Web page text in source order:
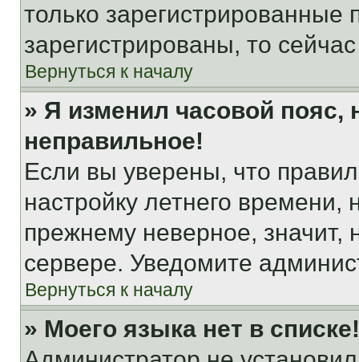
только
зарегистрированы, то
Вернуться к началу
» Я изменил часовой пояс,
неправильное!
Если вы уверены, что
настройку летнего
прежнему неверное, значит,
сервере. Уведомите
Вернуться к началу
» Моего языка нет в списке!